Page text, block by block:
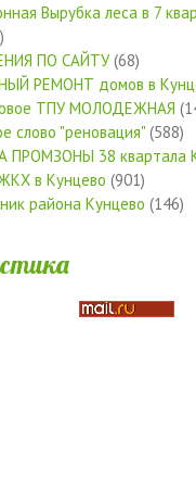
Вырубка леса в 7
ПО САЙТУ(68)
РЕМОНТ домов в
ТПУ МОЛОДЕЖНАЯ
слово "реновация" (588)
ПРОМЗОНЫ 38 квартала
в Кунцево (901)
района Кунцево (146)